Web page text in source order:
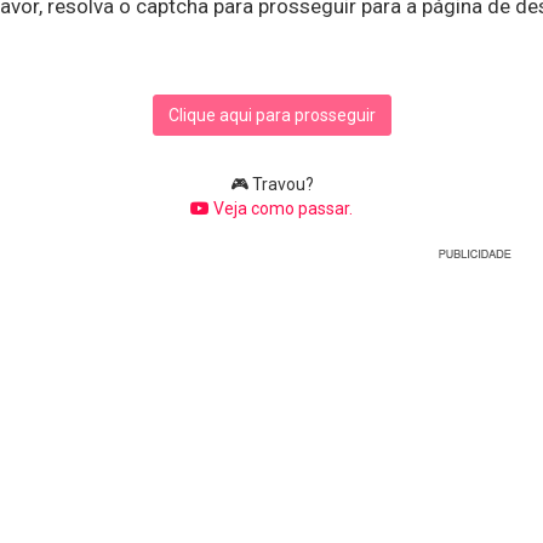
resolva o captcha para prosseguir para a página de
Clique aqui para prosseguir
🎮 Travou?
Veja como passar.